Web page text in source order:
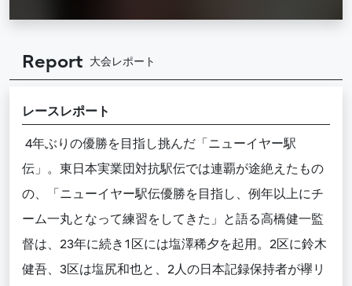
Report 大会レポート
レースレポート
4年ぶりの優勝を目指し挑んだ「ニューイヤー駅
伝」。 東日本実業団対抗駅伝では連覇が途絶えたもの
の、「ニューイヤー駅伝優勝を目指し、例年以上にチ
ーム一丸となって練習をしてきた」と語る高橋健一監
督は、 23年に続き1区には塩澤稀夕を起用。2区に鈴木
健吾、3区は塩尻和也と、2人の日本記録保持者が襷 リ